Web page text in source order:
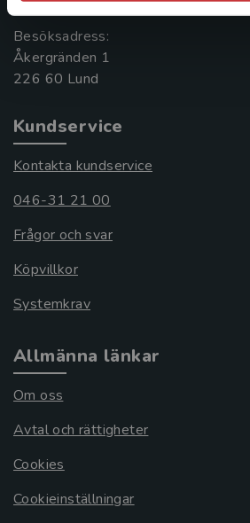
Besöksadress:
Åkergränden 1
Kundservice
Kontakta kundservice
046-31 21 00
Frågor och svar
Köpvillkor
Systemkrav
Allmänna länkar
Om oss
Avtal och rättigheter
Cookies
Cookieinställningar